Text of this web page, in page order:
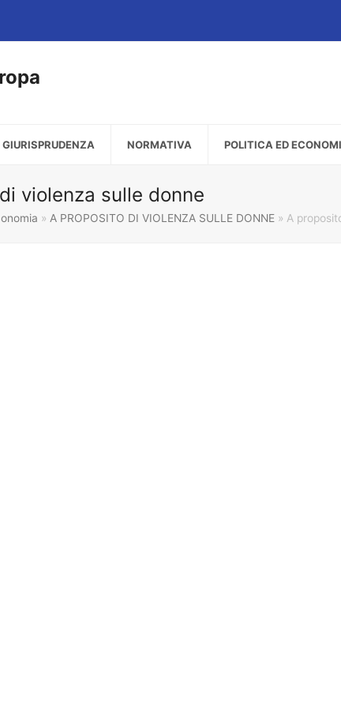
GIURISPRUDENZA NORMATIVA POLITICA ED
violenza sulle donne
» A PROPOSITO DI VIOLENZA SULLE DONNE » A